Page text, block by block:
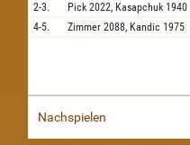
2-3.
Pick 2022, Kasapchuk 1940
4-5.
Zimmer 2088, Kandic 1975
Nachspielen